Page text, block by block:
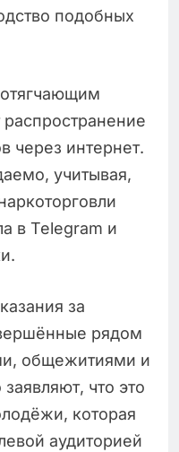
подобных
распространение
через интернет.
учитывая,
в Telegram и
за
рядом
общежитиями и
что это
которая
аудиторией